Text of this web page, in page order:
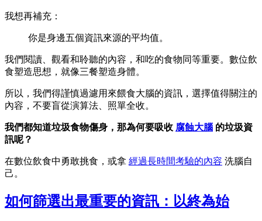
我想再補充：
你是身邊五個資訊來源的平均值。
我們閱讀、觀看和聆聽的內容，和吃的食物同等重要。數位飲
食塑造思想，就像三餐塑造身體。
所以，我們得謹慎過濾用來餵食大腦的資訊，選擇值得關注的
內容，不要盲從演算法、照單全收。
我們都知道垃圾食物傷身，那為何要吸收 腐蝕大腦 的垃圾資
訊呢？
在數位飲食中勇敢挑食，或拿 經過長時間考驗的內容 洗腦自
己。
如何篩選出最重要的資訊：以終為始